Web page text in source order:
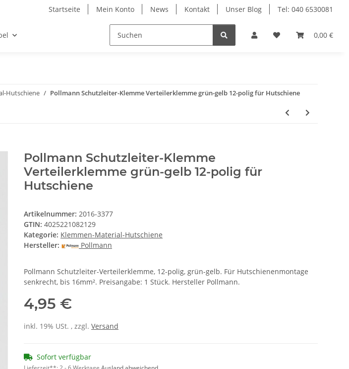
Startseite Mein Konto News Kontakt Unser Blog Tel: 040 6530081
0,00 €
Hutschiene Pollmann Schutzleiter-Klemme Verteilerklemme grün-gelb 12-polig für Hutschiene
Pollmann Schutzleiter-Klemme
Verteilerklemme grün-gelb 12-polig für
Hutschiene
Artikelnummer: 2016-3377
GTIN: 4025221082129
Kategorie: Klemmen-Material-Hutschiene
Hersteller:
Pollmann
Pollmann Schutzleiter-Verteilerklemme, 12-polig, grün-gelb. Für Hutschienenmontage
senkrecht, bis 16mm². Preisangabe: 1 Stück. Hersteller Pollmann.
4,95 €
inkl. 19% USt. , zzgl. Versand
Sofort verfügbar